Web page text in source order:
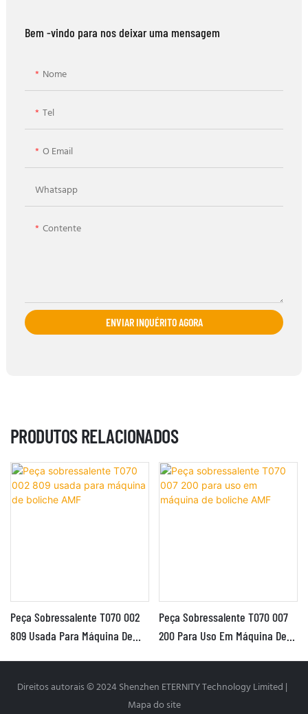
Bem -vindo para nos deixar uma mensagem
Nome
Tel
O Email
Whatsapp
Contente
ENVIAR INQUÉRITO AGORA
PRODUTOS RELACIONADOS
Peça Sobressalente T070 002
809 Usada Para Máquina De
Peça Sobressalente T070 007
200 Para Uso Em Máquina De
Direitos autorais © 2024 Shenzhen ETERNITY Technology Limited |
Mapa do site